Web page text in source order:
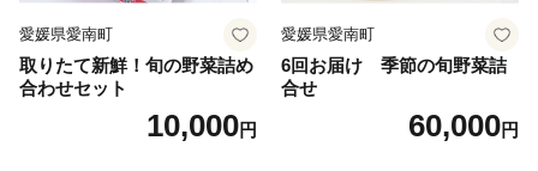
愛媛県愛南町
取りたて新鮮！旬の野菜詰め
合わせセット
10,000円
愛媛県愛南町
6回お届け 季節の旬野菜詰
合せ
60,000円